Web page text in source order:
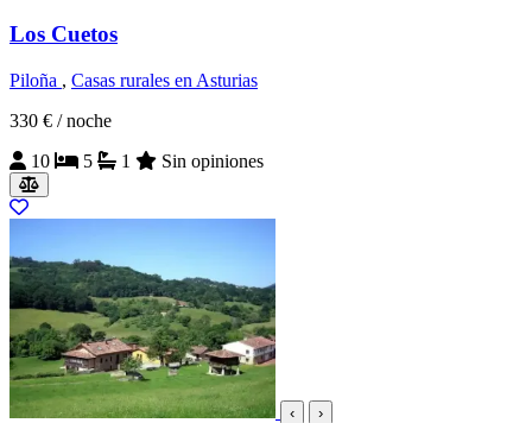
Los Cuetos
Piloña , Casas rurales en Asturias
330 € / noche
10
5 1 Sin opiniones
‹ ›